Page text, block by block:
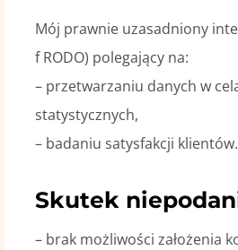
Mój prawnie uzasadniony
f RODO) polegający na:
– przetwarzaniu danych w
statystycznych,
– badaniu satysfakcji klientów.
Skutek
– brak możliwości założenia